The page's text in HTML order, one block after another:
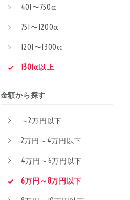
401〜750cc
751〜1200cc
1201〜1300cc
1301cc以上
金額から探す
～2万円以下
2万円～4万円以下
4万円～6万円以下
6万円～8万円以下